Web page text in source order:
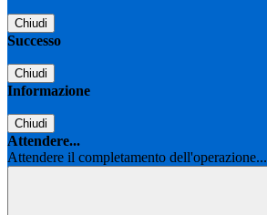
Chiudi
Successo
Chiudi
Informazione
Chiudi
Attendere...
Attendere il completamento dell'operazione...